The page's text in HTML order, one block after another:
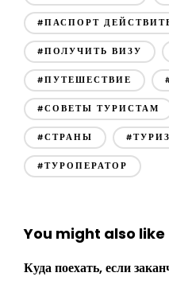
#ПАСПОРТ
#ПОЛУЧИТЬ ВИЗУ
#ПУТЕШЕСТВИЕ
#СОВЕТЫ ТУРИСТАМ
#СТРАНЫ
#ТУРОПЕРАТОР
You might also like
Куда поехать, если